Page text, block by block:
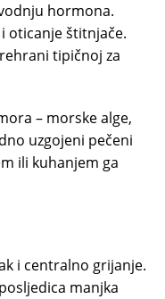
hormona.
oticanje štitnjače.
tipičnoj za
– morske alge,
uzgojeni pečeni
ili kuhanjem ga
i centralno grijanje.
manjka